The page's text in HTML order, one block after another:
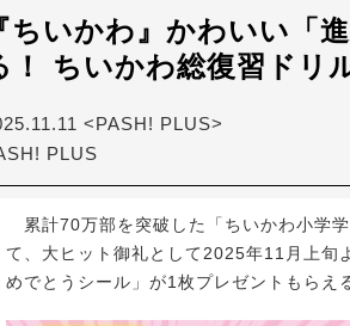
ちいかわ』かわいい「
！ ちいかわ総復習ドリ
<PASH! PLUS>
PLUS
累計70万部を突破した「ちいかわ小学
て、大ヒット御礼として2025年11月上旬
めでとうシール」が1枚プレゼントもらえ